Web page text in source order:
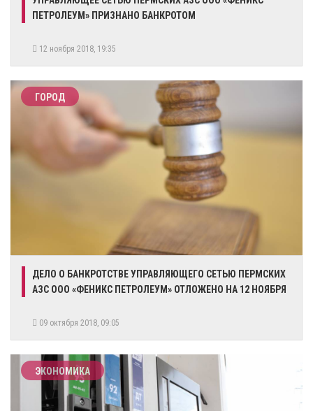
ПЕТРОЛЕУМ» ПРИЗНАНО БАНКРОТОМ
12 ноября 2018, 19:35
ГОРОД
ДЕЛО О БАНКРОТСТВЕ УПРАВЛЯЮЩЕГО СЕТЬЮ ПЕРМСКИХ
АЗС ООО «ФЕНИКС ПЕТРОЛЕУМ» ОТЛОЖЕНО НА 12 НОЯБРЯ
09 октября 2018, 09:05
ЭКОНОМИКА